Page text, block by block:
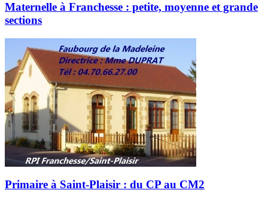
Maternelle à Franchesse : petite, moyenne et grande
sections
Primaire à Saint-Plaisir : du CP au CM2